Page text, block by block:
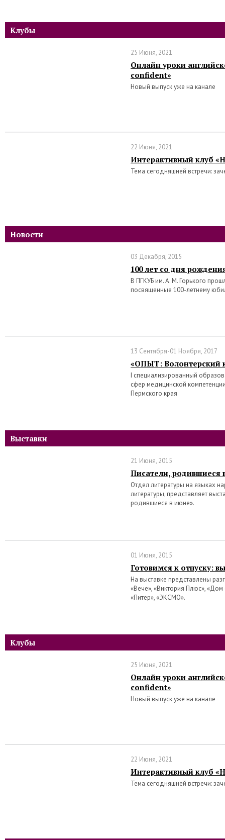
Клубы
25 Июня, 2021
Онлайн уроки
confident»
Новый выпуск уже на канале
22 Июня, 2021
Интерактивный клуб
Тема сегодняшней встречи:
Новости
03 Декабря, 2015
100 лет со дня
В ПГКУБ им. А. М. Горького
посвященные 100-летнему
13 Сентября-01 Ноября, 2017
«ОПЫТ: Волонтерский
I специализированный
сфер медицинской
Пермского края
Выставки
21 Июня, 2015
Писатели, родившиеся
Отдел литературы на языках
литературы, представляет
родившиеся в июне».
01 Июня, 2015
Готовимся к отпуску:
На выставке представлены
«Вече», «Виктория Плюс», «Дом
«Питер», «ЭКСМО».
Клубы
25 Июня, 2021
Онлайн уроки
confident»
Новый выпуск уже на канале
22 Июня, 2021
Интерактивный клуб
Тема сегодняшней встречи: